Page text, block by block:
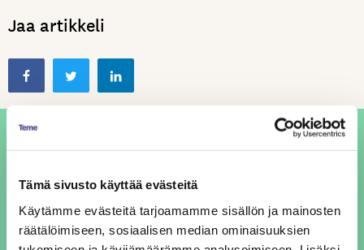
Tämä sivusto käyttää evästeitä
Käytämme evästeitä tarjoamamme sisällön ja mainosten
räätälöimiseen, sosiaalisen median ominaisuuksien
Jaa artikkeli